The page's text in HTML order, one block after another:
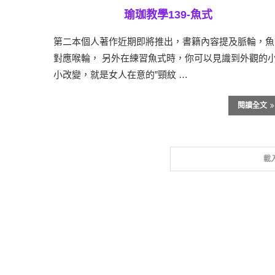
瑜珈教學139-魚式
第二本個人著作近期即將推出，書籍內容提及脈輪，
對應喉輪， 另外在練習魚式時，你可以見識到外觀的
小改變，就是女人在意的”頸紋 …
閱讀全文
載